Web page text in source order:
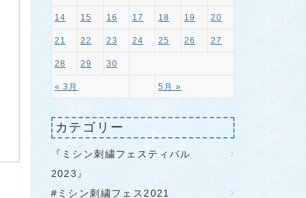
« 3月 5月 »
14 15 16 17 18 19 20
21 22 23 24 25 26 27
28 29 30
カテゴリー
『ミシン刺繍フェスティバル
2023』
#ミシン刺繍フェス2021